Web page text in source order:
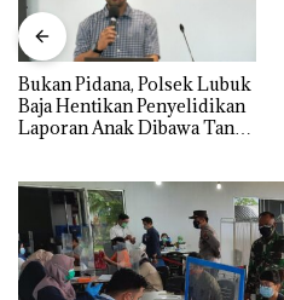
Bukan Pidana, Polsek Lubuk
Baja Hentikan Penyelidikan
Laporan Anak Dibawa Tanpa